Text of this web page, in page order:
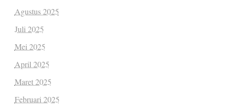
Agustus 2025
Juli 2025
Mei 2025
April 2025
Maret 2025
Februari 2025